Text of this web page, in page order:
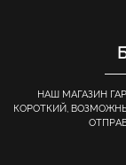
НАШ МАГАЗИН
КОРОТКИЙ,